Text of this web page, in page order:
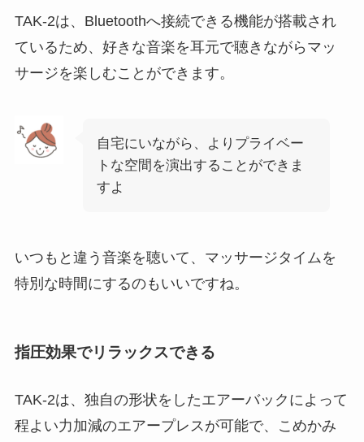
TAK-2は、Bluetoothへ接続できる機能が搭載され
ているため、好きな音楽を耳元で聴きながらマッ
サージを楽しむことができます。
自宅にいながら、よりプライベー
トな空間を演出することができま
すよ
いつもと違う音楽を聴いて、マッサージタイムを
特別な時間にするのもいいですね。
指圧効果でリラックスできる
TAK-2は、独自の形状をしたエアーバックによって
程よい力加減のエアープレスが可能で、こめかみ